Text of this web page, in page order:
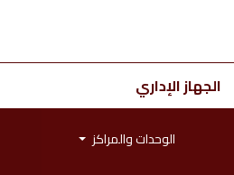
الجهاز الإداري
الوحدات والمراكز